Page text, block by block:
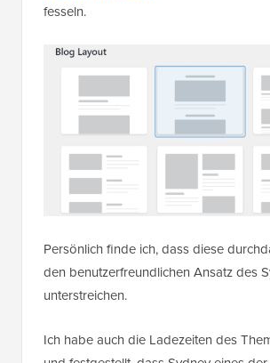
fesseln.
Persönlich finde ich, dass diese
den benutzerfreundlichen Ansatz des
unterstreichen.
Ich habe auch die Ladezeiten des